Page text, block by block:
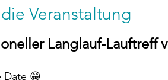
Veranstaltung
Langlauf-Lauftreff
Date 😁